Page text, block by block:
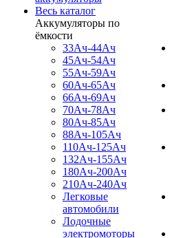
Весь каталог
Аккумуляторы по
ёмкости
33Ач-44Ач
45Ач-54Ач
55Ач-59Ач
60Ач-65Ач
66Ач-69Ач
70Ач-78Ач
80Ач-85Ач
88Ач-105Ач
110Ач-125Ач
132Ач-155Ач
180Ач-200Ач
210Ач-240Ач
Легковые
автомобили
Лодочные
электромоторы